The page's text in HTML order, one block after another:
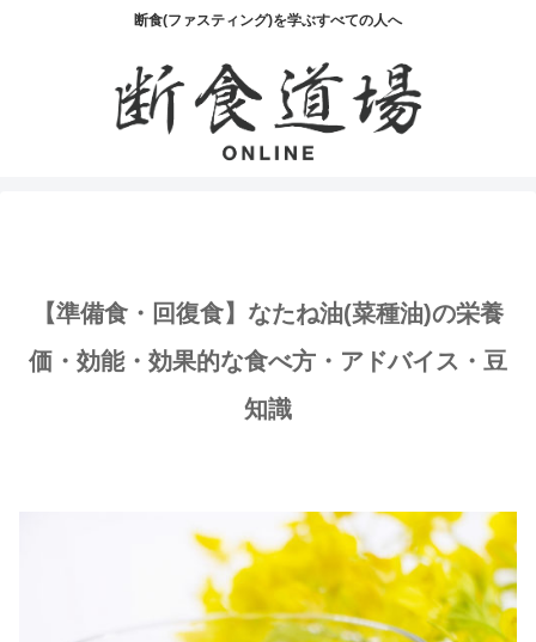
断食(ファスティング)を学ぶすべての人へ
【準備食・回復食】なたね油(菜種油)の栄養
価・効能・効果的な食べ方・アドバイス・豆
知識